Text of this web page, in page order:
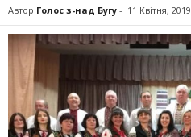
Автор Голос з-над Бугу - 11 Квітня, 2019